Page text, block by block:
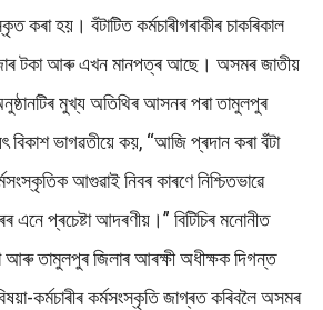
কৰা হয়। বঁটাটিত কৰ্মচাৰীগৰাকীৰ চাকৰিকাল
টকা আৰু এখন মানপত্ৰ আছে। অসমৰ জাতীয়
মুখ্য অতিথিৰ আসনৰ পৰা তামুলপুৰ
বিকাশ ভাগৱতীয়ে কয়, “আজি প্ৰদান কৰা বঁটা
আগুৱাই নিবৰ কাৰণে নিশ্চিতভাৱে
এনে প্ৰচেষ্টা আদৰণীয়।” বিটিচিৰ মনোনীত
আৰু তামুলপুৰ জিলাৰ আৰক্ষী অধীক্ষক দিগন্ত
কৰ্মচাৰীৰ কৰ্মসংস্কৃতি জাগ্ৰত কৰিবলৈ অসমৰ